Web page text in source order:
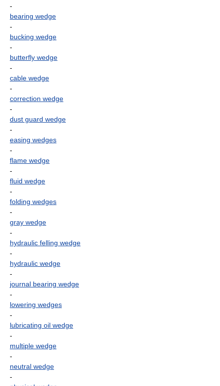
-
bearing wedge
-
bucking wedge
-
butterfly wedge
-
cable wedge
-
correction wedge
-
dust guard wedge
-
easing wedges
-
flame wedge
-
fluid wedge
-
folding wedges
-
gray wedge
-
hydraulic felling wedge
-
hydraulic wedge
-
journal bearing wedge
-
lowering wedges
-
lubricating oil wedge
-
multiple wedge
-
neutral wedge
-